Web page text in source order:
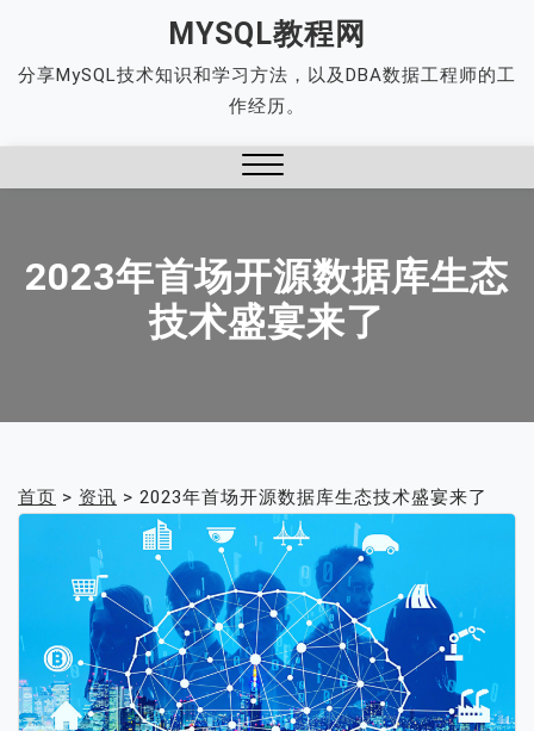
content
MYSQL教程网
分享MySQL技术知识和学习方法，以及DBA数据工程师的工
作经历。
2023年首场开源数据库生态
技术盛宴来了
首页 > 资讯 > 2023年首场开源数据库生态技术盛宴来了